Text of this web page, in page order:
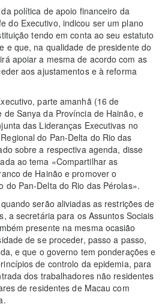
política de apoio financeiro da
do Executivo, indicou ser um plano
tendo em conta ao seu estatuto
e que, na qualidade de presidente do
apoiar a mesma de acordo com as
aos ajustamentos e à reforma
parte amanhã (16 de
Sanya da Província de Hainão, e
das Lideranças Executivas no
do Pan-Delta do Rio das
sobre a respectiva agenda, disse
ao tema «Compartilhar as
de Hainão e promover o
do Pan-Delta do Rio das Pérolas».
serão aliviadas as restrições de
a secretária para os Assuntos Sociais
presente na mesma ocasião
de se proceder, passo a passo,
e que o governo tem ponderações e
de controlo da epidemia, para
dos trabalhadores não residentes
de residentes de Macau com